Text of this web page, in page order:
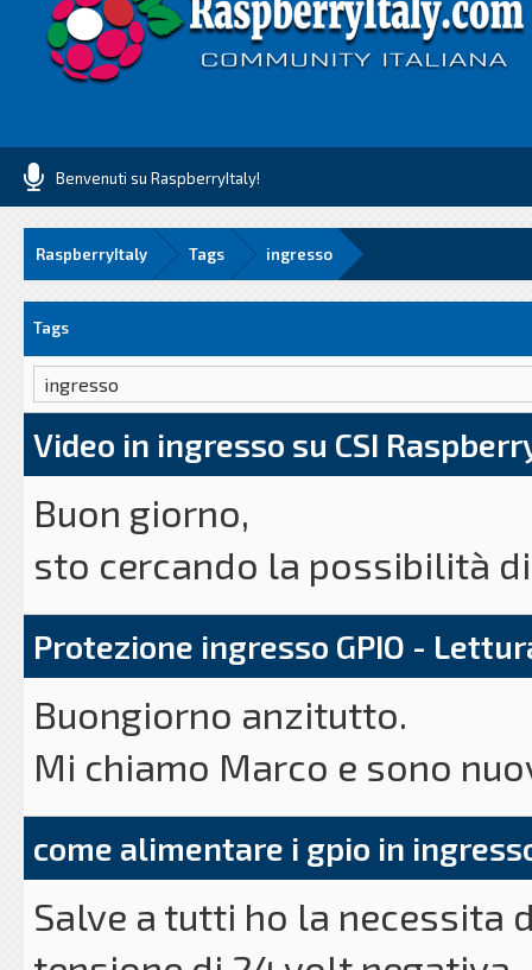
Benvenuti su RaspberryItaly!
RaspberryItaly Tags ingresso
Tags
Video in ingresso su CSI
Buon giorno,
sto cercando la possibilità
in pratica dove colleghiamo
un'interfaccia una qualsiasi
che ha già trovato in
conversione ??
Alcuni mesi fa avevo
più.
Protezione ingresso GPIO -
Buongiorno anzitutto.
Mi chiamo Marco e sono
mondo Raspberry da
irrigatore automatizzato a
controllore Hunter che
come alimentare i gpio in
Salve a tutti ho la necessita